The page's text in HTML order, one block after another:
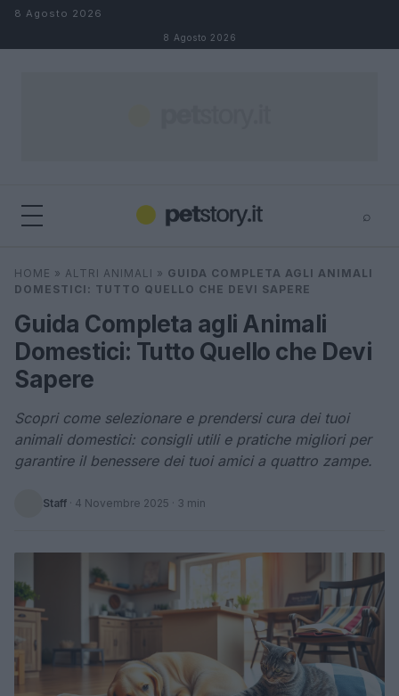
Salta al contenuto
8 Agosto 2026
8 Agosto 2026
⌕
Cerca ⌕ ×
HOME » ALTRI ANIMALI » GUIDA COMPLETA AGLI ANIMALI
DOMESTICI: TUTTO QUELLO CHE DEVI SAPERE
Guida Completa agli Animali
Domestici: Tutto Quello che Devi
Sapere
Scopri come selezionare e prendersi cura dei tuoi
animali domestici: consigli utili e pratiche migliori per
garantire il benessere dei tuoi amici a quattro zampe.
Staff · 4 Novembre 2025 · 3 min